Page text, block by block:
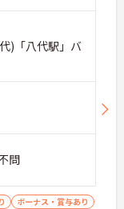
)「八代駅」バ
問
ボーナス・賞与あり